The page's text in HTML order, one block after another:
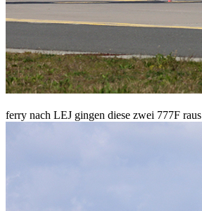
ferry nach LEJ gingen diese zwei 777F raus